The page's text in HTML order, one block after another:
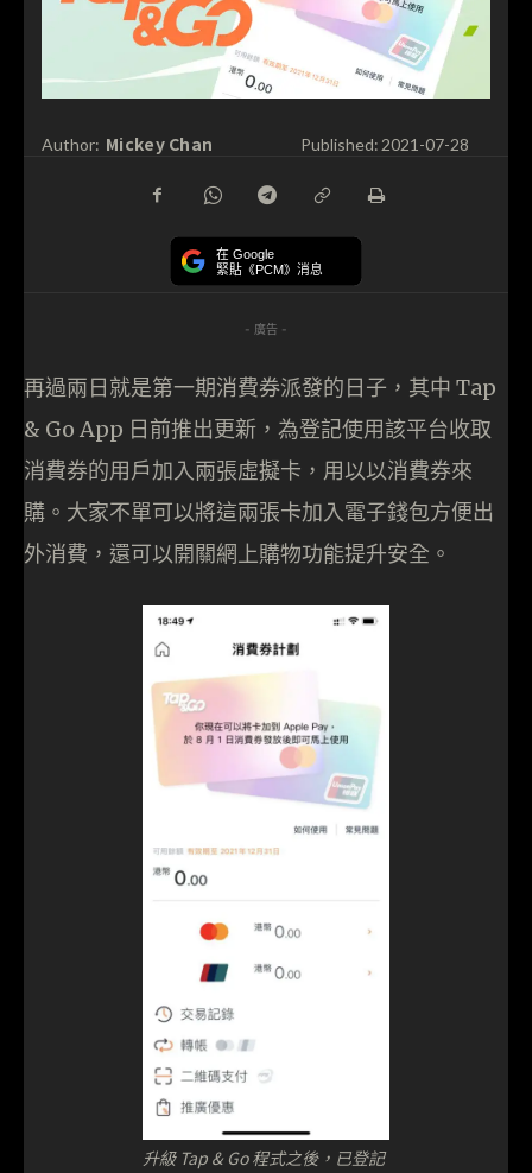
Author: Mickey Chan Published: 2021-07-28
在 Google
緊貼《PCM》消息
- 廣告 -
再過兩日就是第一期消費券派發的日子，其中 Tap
& Go App 日前推出更新，為登記使用該平台收取
消費券的用戶加入兩張虛擬卡，用以以消費券來
購。大家不單可以將這兩張卡加入電子錢包方便出
外消費，還可以開關網上購物功能提升安全。
升級 Tap & Go 程式之後，已登記